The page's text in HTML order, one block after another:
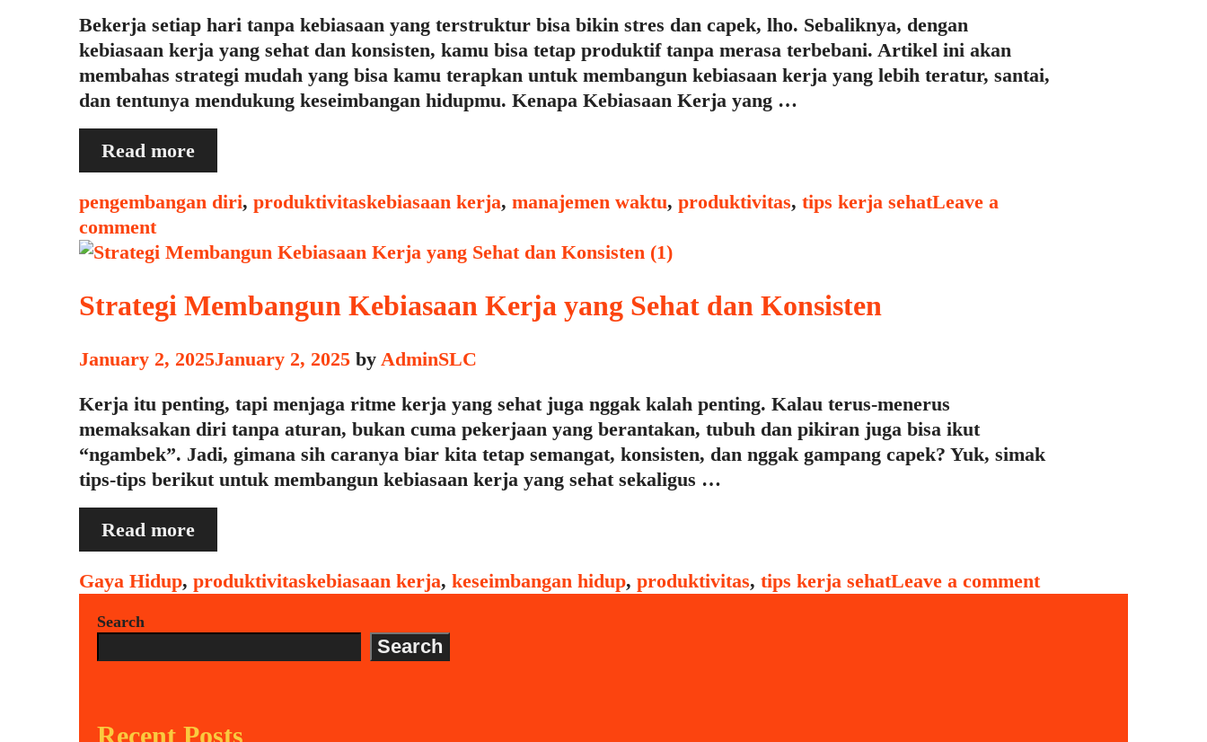
Bekerja setiap hari tanpa kebiasaan yang terstruktur bisa bikin stres dan capek, lho. Sebaliknya, dengan
kebiasaan kerja yang sehat dan konsisten, kamu bisa tetap produktif tanpa merasa terbebani. Artikel ini akan
membahas strategi mudah yang bisa kamu terapkan untuk membangun kebiasaan kerja yang lebih teratur, santai,
dan tentunya mendukung keseimbangan hidupmu. Kenapa Kebiasaan Kerja yang …
Read moreStrategi
Membangun
Kebiasaan
yang
dan
Categories
pengembangan diri, produktivitasTags
kebiasaan kerja, manajemen waktu, produktivitas, tips kerja sehatLeave a
comment
Strategi Membangun Kebiasaan Kerja yang Sehat dan Konsisten
January 2, 2025January 2, 2025 by AdminSLC
Kerja itu penting, tapi menjaga ritme kerja yang sehat juga nggak kalah penting. Kalau terus-menerus
memaksakan diri tanpa aturan, bukan cuma pekerjaan yang berantakan, tubuh dan pikiran juga bisa ikut
“ngambek”. Jadi, gimana sih caranya biar kita tetap semangat, konsisten, dan nggak gampang capek? Yuk, simak
tips-tips berikut untuk membangun kebiasaan kerja yang sehat sekaligus …
Read moreStrategi
Membangun
Kebiasaan
yang
Categories
Gaya Hidup, produktivitasTags
kebiasaan kerja, keseimbangan hidup, produktivitas, tips kerja sehatLeave a comment
Search
Search
Recent Posts